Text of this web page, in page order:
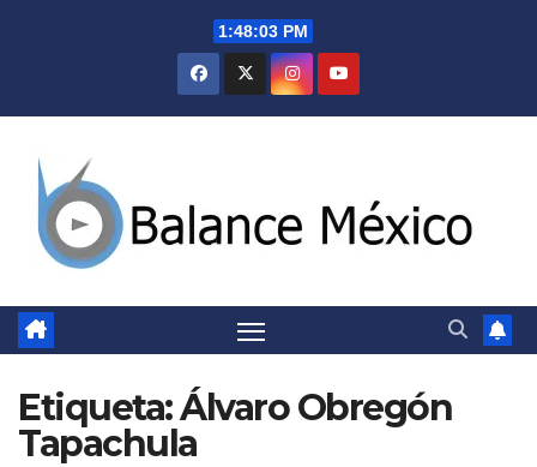
1:48:03 PM
Etiqueta:Álvaro Obregón
Tapachula